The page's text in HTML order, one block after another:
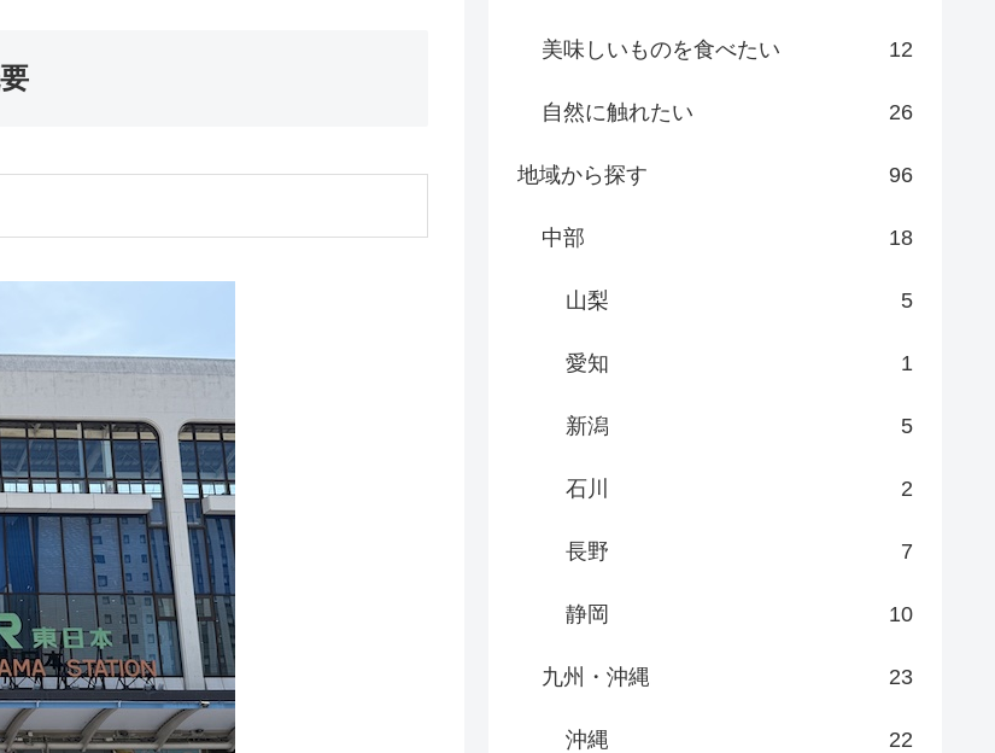
美味しいものを食べたい 12
自然に触れたい 26
地域から探す 96
中部 18
山梨 5
愛知 1
新潟 5
石川 2
長野 7
静岡 10
九州・沖縄 23
沖縄 22